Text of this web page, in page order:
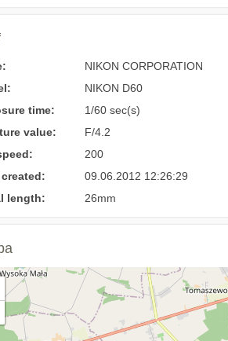
NIKON CORPORATION
NIKON D60
time:
1/60 sec(s)
value:
F/4.2
200
created:
09.06.2012 12:26:29
length:
26mm